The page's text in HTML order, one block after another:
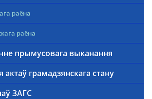
раёна
раёна
прымусовага выканання
актаў грамадзянскага стану
ЗАГС